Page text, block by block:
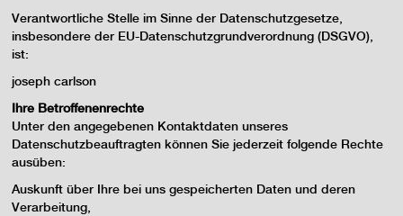
Verantwortliche Stelle im Sinne der Datenschutzgesetze,
insbesondere der EU-Datenschutzgrundverordnung (DSGVO),
ist:
joseph carlson
Ihre Betroffenenrechte
Unter den angegebenen Kontaktdaten unseres
Datenschutzbeauftragten können Sie jederzeit folgende Rechte
ausüben:
Auskunft über Ihre bei uns gespeicherten Daten und deren
Verarbeitung,